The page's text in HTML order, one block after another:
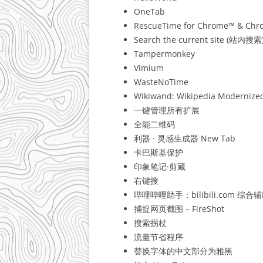
OneTab
RescueTime for Chrome™ &
Search the current site (站内搜索
Tampermonkey
Vimium
WasteNoTime
Wikiwand: Wikipedia
一键管理所有扩展
全能二维码
利器 · 灵感生成器 New Tab
卡巴斯基保护
印象笔记·剪藏
右键搜
哔哩哔哩助手：bilibili.com 综合辅
捕捉网页截图 – FireShot
搜索拐杖
流量节省程序
替换字体的中文部分为雅黑